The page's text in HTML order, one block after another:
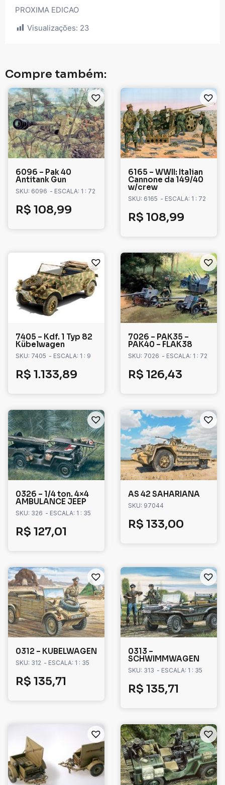
PROXIMA EDICAO
Visualizações: 23
Compre também:
6096 – Pak 40
Antitank Gun
SKU: 6096 - ESCALA: 1 : 72
R$ 108,99
6165 – WWII: Italian
Cannone da 149/40
w/crew
SKU: 6165 - ESCALA: 1 : 72
R$ 108,99
7405 – Kdf. 1 Typ 82
Kübelwagen
SKU: 7405 - ESCALA: 1 : 9
R$ 1.133,89
7026 – PAK35 –
PAK40 – FLAK38
SKU: 7026 - ESCALA: 1 : 72
R$ 126,43
0326 – 1/4 ton. 4×4
AMBULANCE JEEP
SKU: 326 - ESCALA: 1 : 35
R$ 127,01
AS 42 SAHARIANA
SKU: 97044
R$ 133,00
0312 – KUBELWAGEN
SKU: 312 - ESCALA: 1 : 35
R$ 135,71
0313 –
SCHWIMMWAGEN
SKU: 313 - ESCALA: 1 : 35
R$ 135,71